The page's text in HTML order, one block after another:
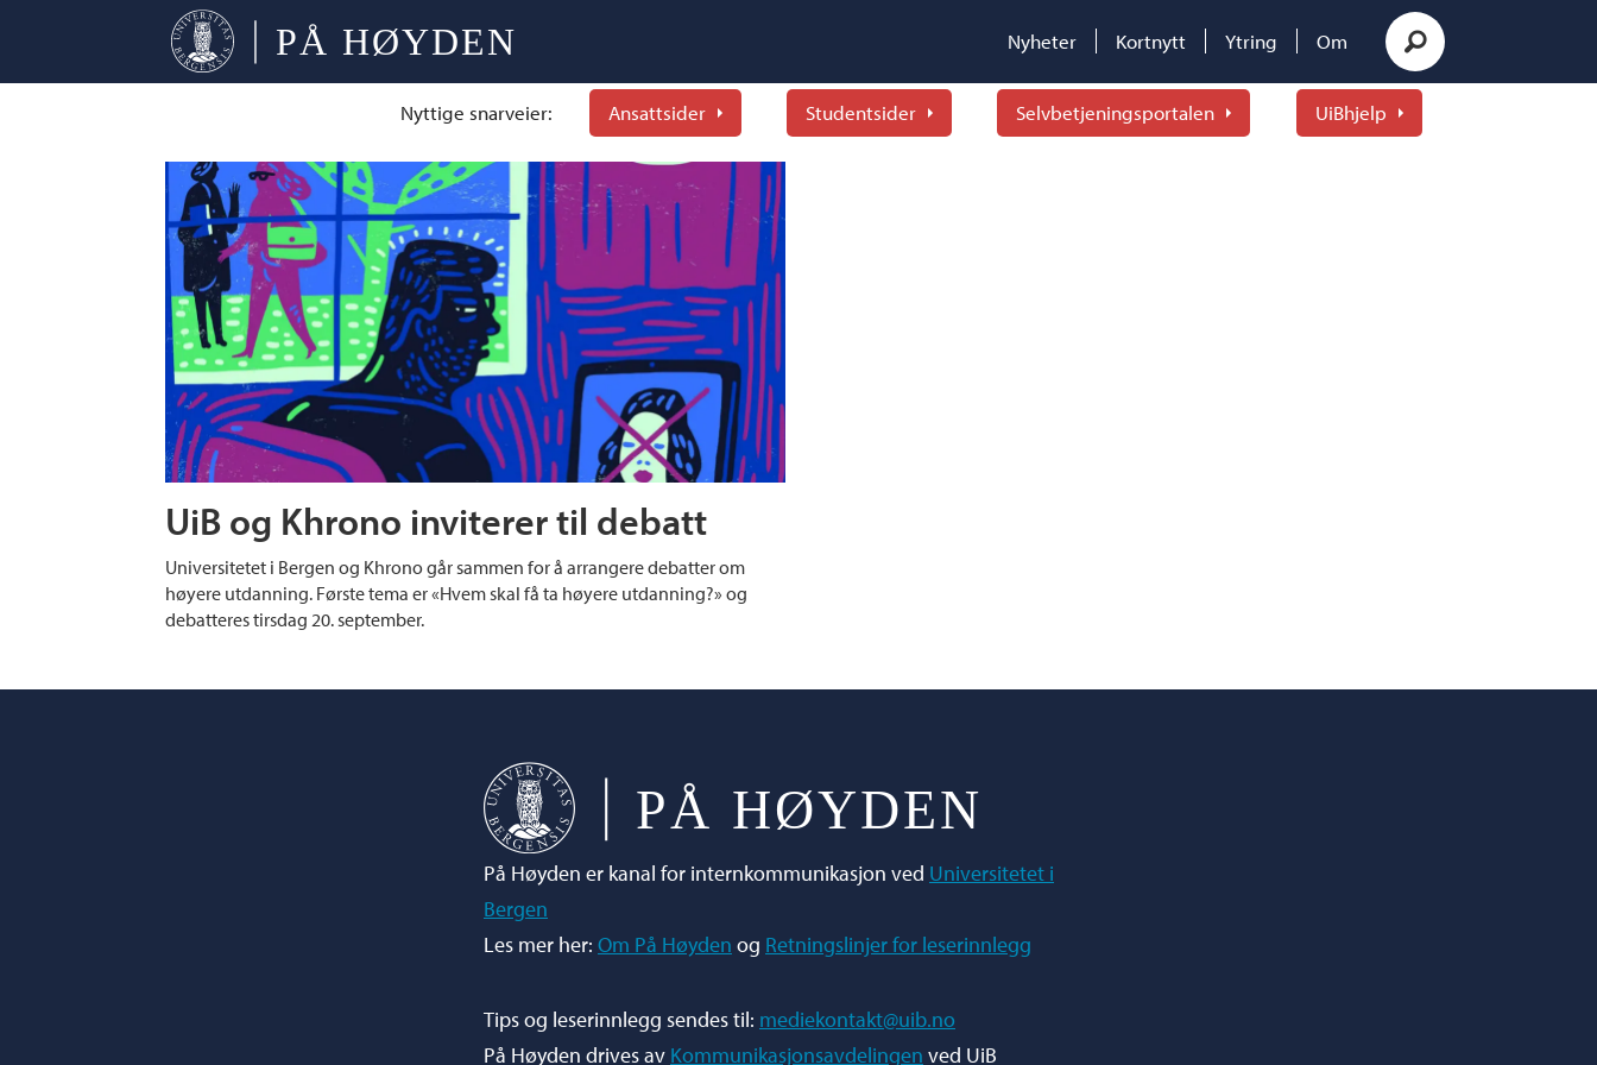
Nyheter Kortnytt Ytring Om
Nyttige snarveier: Ansattsider Studentsider Selvbetjeningsportalen UiBhjelp
UiB og Khrono inviterer til debatt
Universitetet i Bergen og Khrono går sammen for å arrangere debatter om
høyere utdanning. Første tema er «Hvem skal få ta høyere utdanning?» og
debatteres tirsdag 20. september.
På Høyden er kanal for internkommunikasjon ved Universitetet i
Bergen
Les mer her: Om På Høyden og Retningslinjer for leserinnlegg
Tips og leserinnlegg sendes til: mediekontakt@uib.no
På Høyden drives av Kommunikasjonsavdelingen ved UiB